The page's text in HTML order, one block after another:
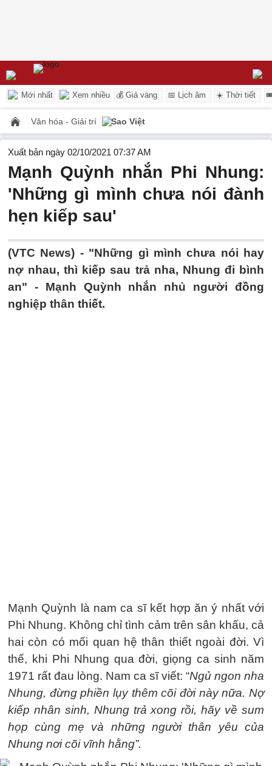
Mới nhất Xem nhiều 💰 Giá vàng 📅 Lịch âm ☀️ Thời tiết
Văn hóa - Giải trí Sao Việt
Xuất bản ngày 02/10/2021 07:37 AM
Mạnh Quỳnh nhắn Phi Nhung:
'Những gì mình chưa nói đành
hẹn kiếp sau'
(VTC News) - "Những gì mình chưa nói hay
nợ nhau, thì kiếp sau trả nha, Nhung đi bình
an" - Mạnh Quỳnh nhắn nhủ người đồng
nghiệp thân thiết.
Mạnh Quỳnh là nam ca sĩ kết hợp ăn ý nhất với
Phi Nhung. Không chỉ tình cảm trên sân khấu, cả
hai còn có mối quan hệ thân thiết ngoài đời. Vì
thế, khi Phi Nhung qua đời, giọng ca sinh năm
1971 rất đau lòng. Nam ca sĩ viết: “Ngủ ngon nha
Nhung, đừng phiền lụy thêm cõi đời này nữa. Nợ
kiếp nhân sinh, Nhung trả xong rồi, hãy về sum
họp cùng mẹ và những người thân yêu của
Nhung nơi cõi vĩnh hằng”.